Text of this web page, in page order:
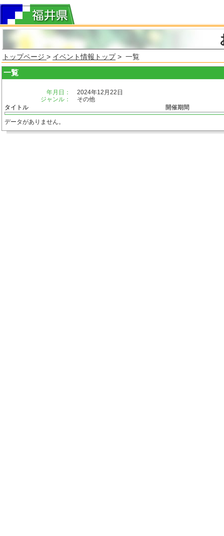
トップページ > イベント情報トップ> 一覧
一覧
年月日：
2024年12月22日
ジャンル：
その他
タイトル
開催期間
データがありません。